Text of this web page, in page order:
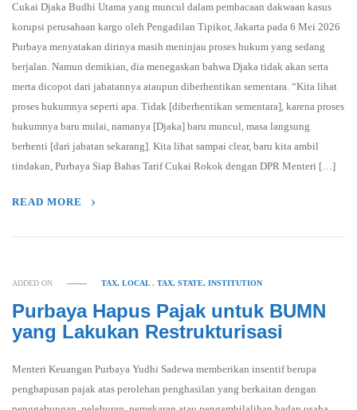
Cukai Djaka Budhi Utama yang muncul dalam pembacaan dakwaan kasus
korupsi perusahaan kargo oleh Pengadilan Tipikor, Jakarta pada 6 Mei 2026
Purbaya menyatakan dirinya masih meninjau proses hukum yang sedang
berjalan. Namun demikian, dia menegaskan bahwa Djaka tidak akan serta
merta dicopot dari jabatannya ataupun diberhentikan sementara. “Kita lihat
proses hukumnya seperti apa. Tidak [diberhentikan sementara], karena proses
hukumnya baru mulai, namanya [Djaka] baru muncul, masa langsung
berhenti [dari jabatan sekarang]. Kita lihat sampai clear, baru kita ambil
tindakan, Purbaya Siap Bahas Tarif Cukai Rokok dengan DPR Menteri […]
READ MORE
ADDED ON TAX, LOCAL,TAX, STATE, INSTITUTION
Purbaya Hapus Pajak untuk BUMN
yang Lakukan Restrukturisasi
Menteri Keuangan Purbaya Yudhi Sadewa memberikan insentif berupa
penghapusan pajak atas perolehan penghasilan yang berkaitan dengan